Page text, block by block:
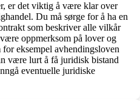
er det viktig å være klar over
Du må sørge for å ha en
som beskriver alle vilkår
oppmerksom på lover og
eksempel avhendingsloven
være lurt å få juridisk bistand
eventuelle juridiske